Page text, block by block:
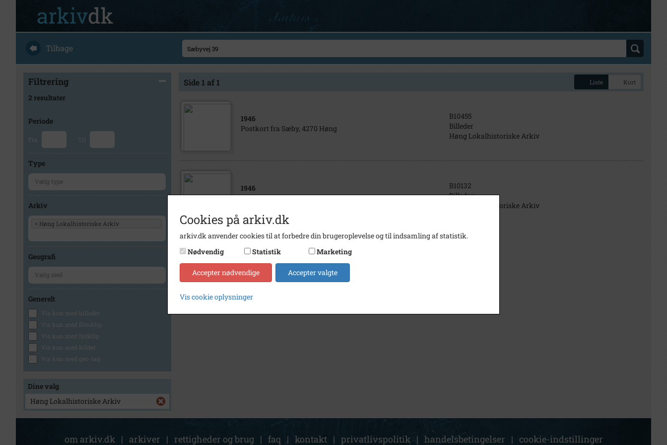
Tilbage
Filtrering
2 resultater
Periode
Fra Til
Type
Arkiv
× Høng Lokalhistoriske Arkiv
Geografi
Generelt
Vis kun med billeder
Vis kun med filmklip
Vis kun med lydklip
Vis kun med kilder
Vis kun med geo-tag
Dine valg
Høng Lokalhistoriske Arkiv
Side 1 af 1 Liste Kort
1946
Postkort fra Sæby, 4270 Høng
B10455
Billeder
Høng Lokalhistoriske Arkiv
1946
Postkort fra Sæby
B10132
Billeder
Høng Lokalhistoriske Arkiv
1
om arkiv.dk | arkiver | rettigheder og brug | faq | kontakt | privatlivspolitik | handelsbetingelser | cookie-indstillinger
Cookies på arkiv.dk
arkiv.dk anvender cookies til at forbedre din brugeroplevelse og til indsamling af statistik.
Nødvendig
Statistik Marketing
Accepter nødvendige Accepter valgte
Vis cookie oplysninger